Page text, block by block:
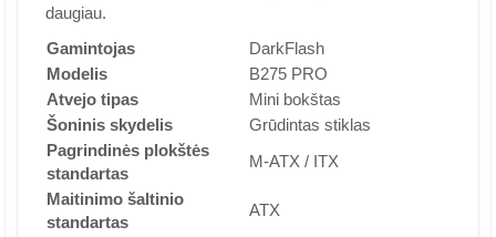
daugiau.
Gamintojas
DarkFlash
Modelis
B275 PRO
Atvejo tipas
Mini bokštas
Šoninis skydelis
Grūdintas stiklas
Pagrindinės plokštės
standartas
M-ATX / ITX
Maitinimo šaltinio
standartas
ATX